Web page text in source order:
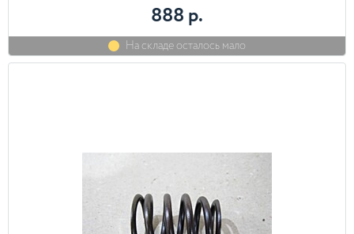
888 р.
На складе осталось мало